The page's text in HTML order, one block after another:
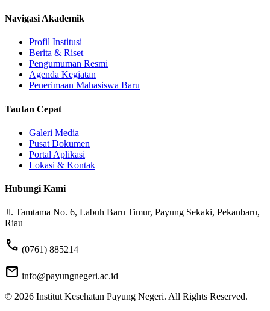
Navigasi Akademik
Profil Institusi
Berita & Riset
Pengumuman Resmi
Agenda Kegiatan
Penerimaan Mahasiswa Baru
Tautan Cepat
Galeri Media
Pusat Dokumen
Portal Aplikasi
Lokasi & Kontak
Hubungi Kami
Jl. Tamtama No. 6, Labuh Baru Timur, Payung Sekaki, Pekanbaru,
Riau
phone (0761) 885214
mail info@payungnegeri.ac.id
© 2026 Institut Kesehatan Payung Negeri. All Rights Reserved.